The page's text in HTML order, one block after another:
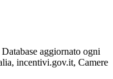
aggiornato ogni
incentivi.gov.it, Camere